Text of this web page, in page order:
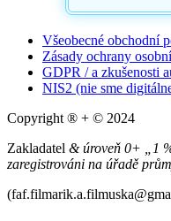
Všeobecné obchodní
Zásady ochrany
GDPR / a zkušenosti
NIS2 (nie sme
Copyright ® + © 2024
Zakladatel & úroveň 0+ „1
zaregistrováni na úřadě